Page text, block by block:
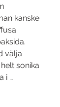
kanske
välja
sonika
i …